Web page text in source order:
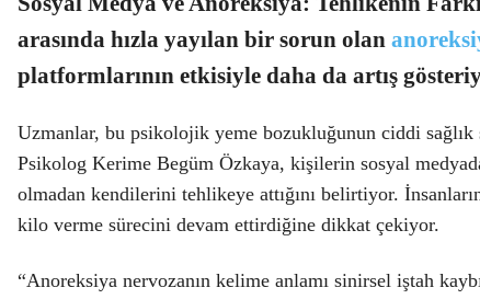
arasında hızla yayılan bir sorun olan
platformlarının etkisiyle daha da artış
Uzmanlar, bu psikolojik yeme bozukluğunun ciddi
Psikolog Kerime Begüm Özkaya, kişilerin sosyal
olmadan kendilerini tehlikeye attığını belirtiyor.
kilo verme sürecini devam ettirdiğine dikkat çekiyor.
“Anoreksiya nervozanın kelime anlamı sinirsel iştah